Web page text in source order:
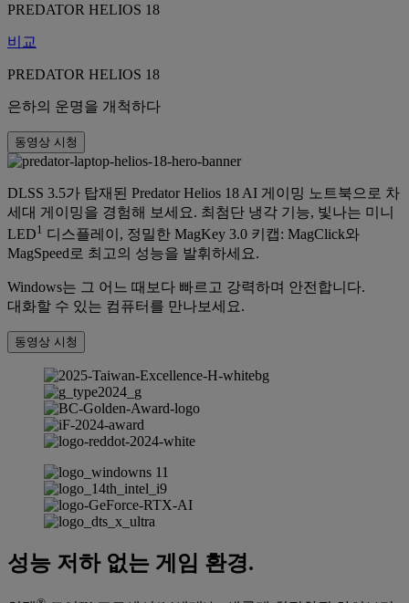
PREDATOR HELIOS 18
비교
PREDATOR HELIOS 18
은하의 운명을 개척하다
동영상 시청
DLSS 3.5가 탑재된 Predator Helios 18 AI 게이밍 노트북으로 차
세대 게이밍을 경험해 보세요. 최첨단 냉각 기능, 빛나는 미니
LED1 디스플레이, 정밀한 MagKey 3.0 키캡: MagClick와
MagSpeed로 최고의 성능을 발휘하세요.
Windows는 그 어느 때보다 빠르고 강력하며 안전합니다.
대화할 수 있는 컴퓨터를 만나보세요.
동영상 시청
성능 저하 없는 게임 환경.